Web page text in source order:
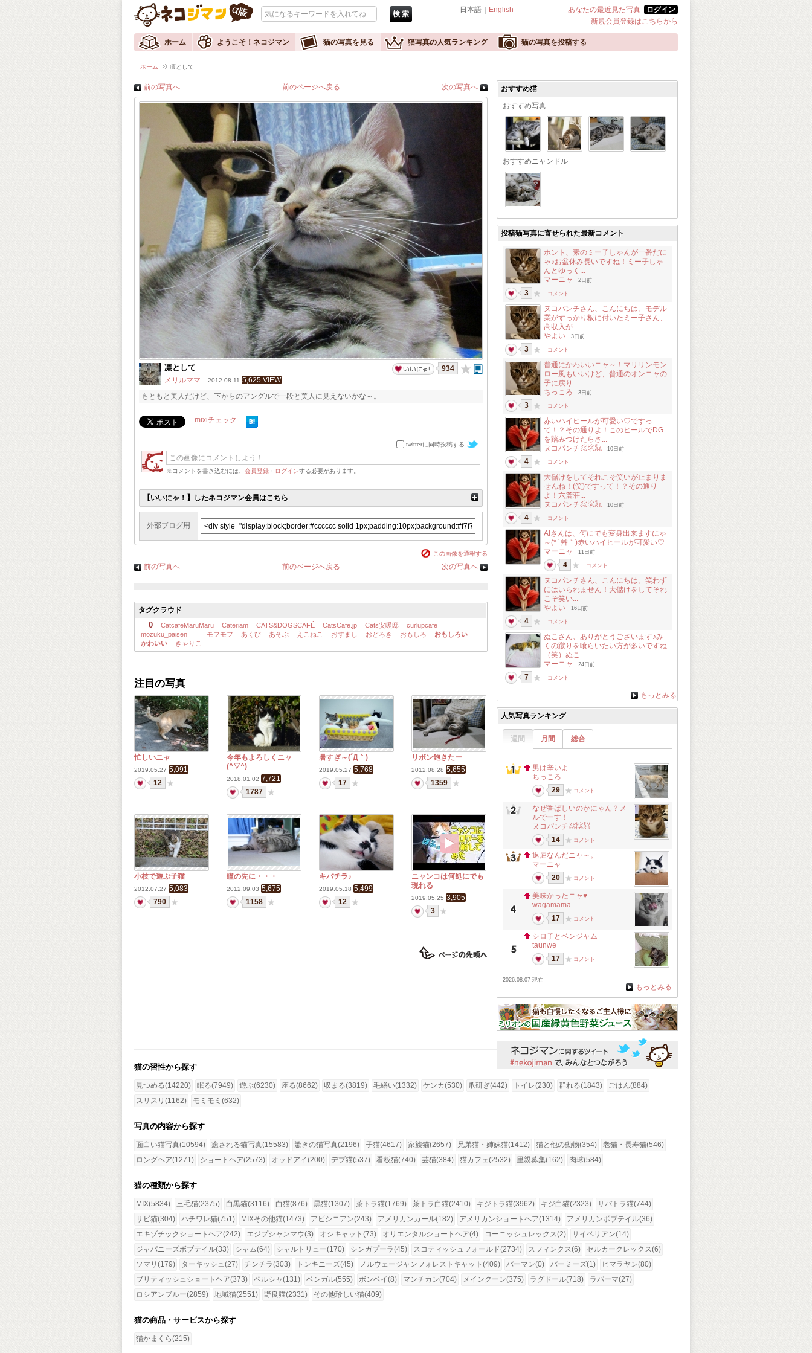
日本語｜ English あなたの最近見た写真
ログイン
新規会員登録はこちらから
ホーム ようこそ！ネコジマン 猫の写真を見る 猫写真の人気ランキング 猫の写真を投稿する
ホーム 凛として
前の写真へ 前のページへ戻る 次の写真へ
凛として
メリルママ 2012.08.11 5,625 VIEW
934
もともと美人だけど、下からのアングルで一段と美人に見えないかな～。
mixiチェック
twitterに同時投稿する
※コメントを書き込むには、 会員登録 ・ ログインする必要があります。
【いいにゃ！】したネコジマン会員はこちら
外部ブログ用
この画像を通報する
前の写真へ 前のページへ戻る 次の写真へ
タグクラウド
0 CatcafeMaruMaru Cateriam CATS&DOGSCAFÉ CatsCafe.jp Cats安暖邸
curlupcafe
mozuku_paisen
モフモフ あくび あそぶ えこねこ おすまし おどろき おもしろ
おもしろい
かわいい
きゃりこ
注目の写真
忙しいニャ
2019.05.27 5,091
12
今年もよろしくニャ
(^▽^)
2018.01.02 7,721
1787
暑すぎ～(´Д｀)
2019.05.27 5,768
17
リボン飽きたー
2012.08.28 5,655
1359
小枝で遊ぶ子猫
2012.07.27 5,083
790
瞳の先に・・・
2012.09.03 5,675
1158
キバチラ♪
2019.05.18 5,499
12
ニャンコは何処にでも
現れる
2019.05.25 3,905
3
おすすめ猫
おすすめ写真
おすすめニャンドル
投稿猫写真に寄せられた最新コメント
ホント、素のミー子しゃんが一番だに
ゃ♪お盆休み長いですね！ミー子しゃ
んとゆっく...
マーニャ
2日前
3 コメント
ヌコパンチさん、こんにちは。モデル
業がすっかり板に付いたミー子さん、
高収入が...
やよい
3日前
3 コメント
普通にかわいいニャ～！マリリンモン
ロー風もいいけど、普通のオンニャの
子に戻り...
ちっころ
3日前
3 コメント
赤いハイヒールが可愛い♡ですっ
て！？その通りよ！このヒールでDG
を踏みつけたらさ...
ヌコパンチ㍇㍖㍊
10日前
4 コメント
大儲けをしてそれこそ笑いが止まりま
せんね！(笑)ですって！？その通り
よ！六麓荘...
ヌコパンチ㍇㍖㍊
10日前
4 コメント
AIさんは、何にでも変身出来ますにゃ
～(* ´艸｀)赤いハイヒールが可愛い♡
マーニャ
11日前
4 コメント
ヌコパンチさん、こんにちは。笑わず
にはいられません！大儲けをしてそれ
こそ笑い...
やよい
16日前
4 コメント
ぬこさん、ありがとうございます♪み
くの蹴りを喰らいたい方が多いですね
（笑）ぬこ...
マーニャ
24日前
7 コメント
もっとみる
人気写真ランキング
週間 月間 総合
男は辛いよ
ちっころ
29
コメント
なぜ香ばしいのかにゃん？メ
ルでーす！
ヌコパンチ㍇㍖㍊
14
コメント
退屈なんだニャ～。
マーニャ
20
コメント
美味かったニャ♥
wagamama
17
コメント
シロ子とベンジャム
taunwe
17
コメント
2026.08.07 現在
もっとみる
猫の習性から探す
見つめる(14220) 眠る(7949) 遊ぶ(6230) 座る(8662) 収まる(3819) 毛繕い(1332) ケンカ(530) 爪研ぎ(442) トイレ(230) 群れる(1843)
ごはん(884)
スリスリ(1162)
モミモミ(632)
写真の内容から探す
面白い猫写真(10594) 癒される猫写真(15583) 驚きの猫写真(2196) 子猫(4617) 家族猫(2657) 兄弟猫・姉妹猫(1412) 猫と他の動物(354)
老猫・長寿猫(546)
ロングヘア(1271)
ショートヘア(2573) オッドアイ(200) デブ猫(537) 看板猫(740) 芸猫(384) 猫カフェ(2532) 里親募集(162) 肉球(584)
猫の種類から探す
MIX(5834) 三毛猫(2375) 白黒猫(3116) 白猫(876) 黒猫(1307) 茶トラ猫(1769) 茶トラ白猫(2410) キジトラ猫(3962) キジ白猫(2323)
サバトラ猫(744)
サビ猫(304)
ハチワレ猫(751) MIXその他猫(1473) アビシニアン(243) アメリカンカール(182) アメリカンショートヘア(1314)
アメリカンボブテイル(36)
エキゾチックショートヘア(242)
エジプシャンマウ(3) オシキャット(73) オリエンタルショートヘア(4) コーニッシュレックス(2)
サイベリアン(14)
ジャパニーズボブテイル(33)
シャム(64) シャルトリュー(170) シンガプーラ(45) スコティッシュフォールド(2734) スフィンクス(6)
セルカークレックス(6)
ソマリ(179)
ターキッシュ(27) チンチラ(303) トンキニーズ(45) ノルウェージャンフォレストキャット(409) バーマン(0) バーミーズ(1)
ヒマラヤン(80)
ブリティッシュショートヘア(373)
ペルシャ(131) ベンガル(555) ボンベイ(8) マンチカン(704) メインクーン(375) ラグドール(718)
ラパーマ(27)
ロシアンブルー(2859)
地域猫(2551) 野良猫(2331) その他珍しい猫(409)
猫の商品・サービスから探す
猫かまくら(215)